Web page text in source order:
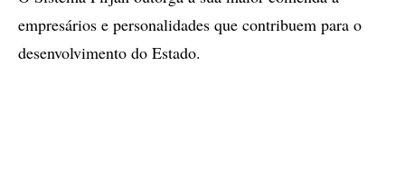
empresários e personalidades que contribuem para o
desenvolvimento do Estado.